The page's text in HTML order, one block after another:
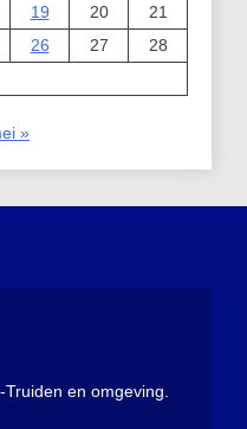
19 20
21
26 27
28
»
en omgeving.